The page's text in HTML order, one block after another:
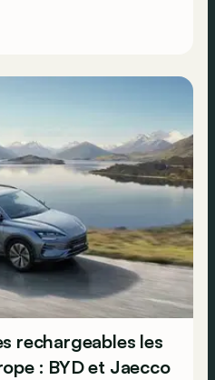
rechargeables les
: BYD et Jaecco